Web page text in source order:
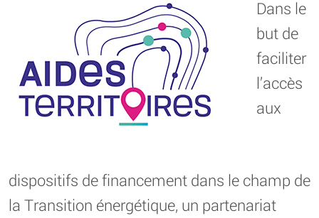
Dans le
but de
faciliter
l’accès
aux
dispositifs de financement dans le champ de
la Transition énergétique, un partenariat